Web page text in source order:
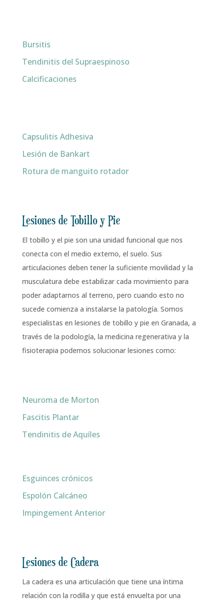
Bursitis
Tendinitis del Supraespinoso
Calcificaciones
Capsulitis Adhesiva
Lesión de Bankart
Rotura de manguito rotador
Lesiones de Tobillo y Pie
El tobillo y el pie son una unidad funcional que nos
conecta con el medio externo, el suelo. Sus
articulaciones deben tener la suficiente movilidad y la
musculatura debe estabilizar cada movimiento para
poder adaptarnos al terreno, pero cuando esto no
sucede comienza a instalarse la patología. Somos
especialistas en lesiones de tobillo y pie en Granada, a
través de la podología, la medicina regenerativa y la
fisioterapia podemos solucionar lesiones como:
Neuroma de Morton
Fascitis Plantar
Tendinitis de Aquíles
Esguinces crónicos
Espolón Calcáneo
Impingement Anterior
Lesiones de Cadera
La cadera es una articulación que tiene una íntima
relación con la rodilla y que está envuelta por una